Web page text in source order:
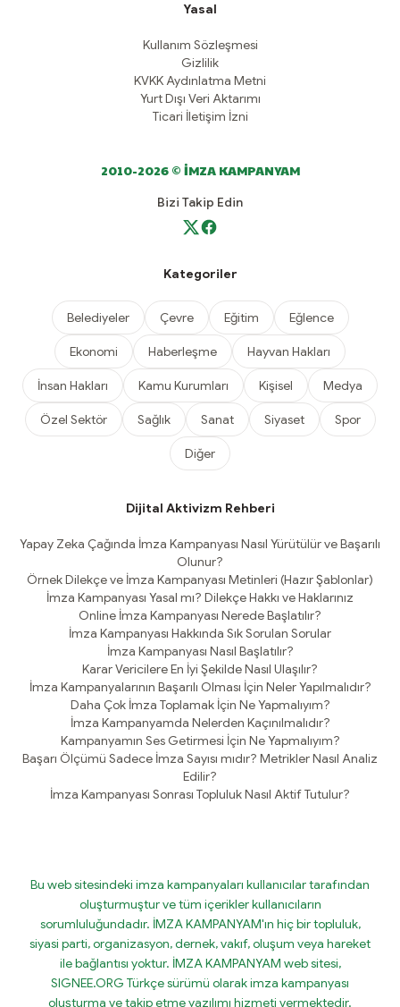
Yasal
Kullanım Sözleşmesi
Gizlilik
KVKK Aydınlatma Metni
Yurt Dışı Veri Aktarımı
Ticari İletişim İzni
2010-2026 © İMZA KAMPANYAM
Bizi Takip Edin
Kategoriler
Belediyeler Çevre Eğitim Eğlence
Ekonomi Haberleşme Hayvan Hakları
İnsan Hakları Kamu Kurumları Kişisel Medya
Özel Sektör Sağlık Sanat Siyaset Spor
Diğer
Dijital Aktivizm Rehberi
Yapay Zeka Çağında İmza Kampanyası Nasıl Yürütülür ve Başarılı
Olunur?
Örnek Dilekçe ve İmza Kampanyası Metinleri (Hazır Şablonlar)
İmza Kampanyası Yasal mı? Dilekçe Hakkı ve Haklarınız
Online İmza Kampanyası Nerede Başlatılır?
İmza Kampanyası Hakkında Sık Sorulan Sorular
İmza Kampanyası Nasıl Başlatılır?
Karar Vericilere En İyi Şekilde Nasıl Ulaşılır?
İmza Kampanyalarının Başarılı Olması İçin Neler Yapılmalıdır?
Daha Çok İmza Toplamak İçin Ne Yapmalıyım?
İmza Kampanyamda Nelerden Kaçınılmalıdır?
Kampanyamın Ses Getirmesi İçin Ne Yapmalıyım?
Başarı Ölçümü Sadece İmza Sayısı mıdır? Metrikler Nasıl Analiz
Edilir?
İmza Kampanyası Sonrası Topluluk Nasıl Aktif Tutulur?
Bu web sitesindeki imza kampanyaları kullanıcılar tarafından
oluşturmuştur ve tüm içerikler kullanıcıların
sorumluluğundadır. İMZA KAMPANYAM'ın hiç bir topluluk,
siyasi parti, organizasyon, dernek, vakıf, oluşum veya hareket
ile bağlantısı yoktur. İMZA KAMPANYAM web sitesi,
SIGNEE.ORG Türkçe sürümü olarak imza kampanyası
oluşturma ve takip etme yazılımı hizmeti vermektedir.